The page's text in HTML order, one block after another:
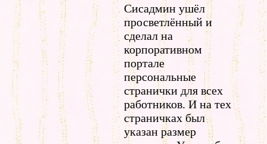
Сисадмин ушёл
просветлённый и
сделал на
корпоративном
портале
персональные
странички для всех
работников. И на тех
страничках был
указан размер